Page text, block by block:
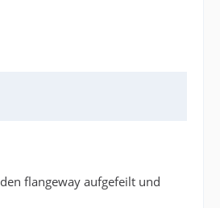
flangeway aufgefeilt und